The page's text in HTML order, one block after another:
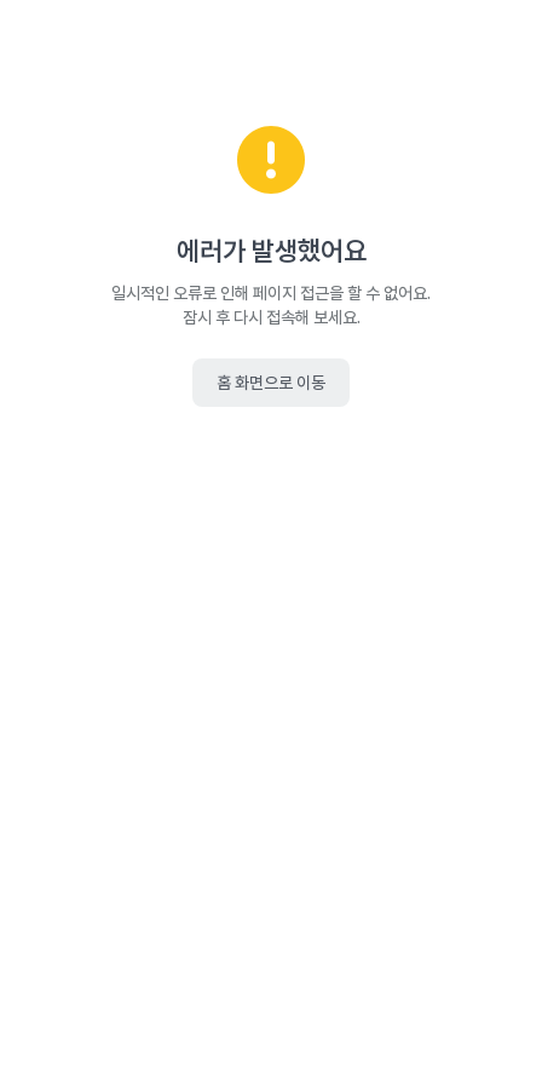
에러가 발생했어요
일시적인 오류로 인해 페이지 접근을 할 수 없어요.
잠시 후 다시 접속해 보세요.
홈 화면으로 이동